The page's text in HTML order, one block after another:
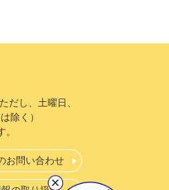
だし、土曜日、
除く）
お問い合わせ